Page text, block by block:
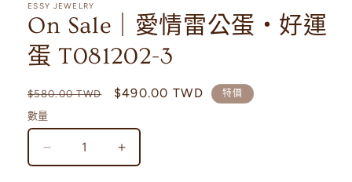
窗
中
開
啟
多
體
檔
案
ESSY JEWELRY
On Sale｜愛情雷公蛋・好運
蛋 T081202-3
定
價
$580.00 TWD
售
$490.00 TWD 特價
數量
Sale
On
Sale